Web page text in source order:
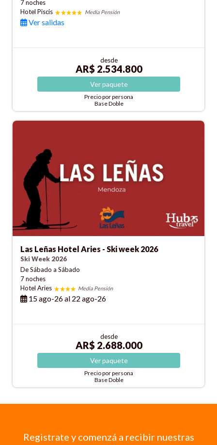
7 noches
Hotel Piscis
Media Pensión
Ver salidas
desde
AR$ 2.534.800
Verpaquete
Precio por persona
Base Doble
Las Leñas Hotel Aries - Ski week 2026
Ski Week 2026
De Sábado a Sábado
7 noches
Hotel Aries
Media Pensión
15 ago-26 al 22 ago-26
desde
AR$ 2.688.000
Verpaquete
Precio por persona
Base Doble
Registrate y comenzá a recibir nuestras